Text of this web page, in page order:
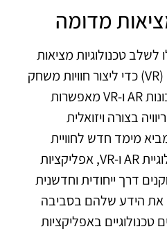
מדומה
לשלב טכנולוגיות מציאות
רבודה (AR) ומציאות מדומה (VR) כדי ליצור חוויות משחק
סוחפות ואינטראקטיביות. תכונות AR ו-VR מאפשרות
בצורה ויזואלית
מימד חדש לחוויית
המשחק. על ידי שילוב טכנולוגיית AR ו-VR, אפליקציות
דרך ייחודית וחדשנית
את הידע שלהם בסביבה
טכנולוגיים באפליקציות